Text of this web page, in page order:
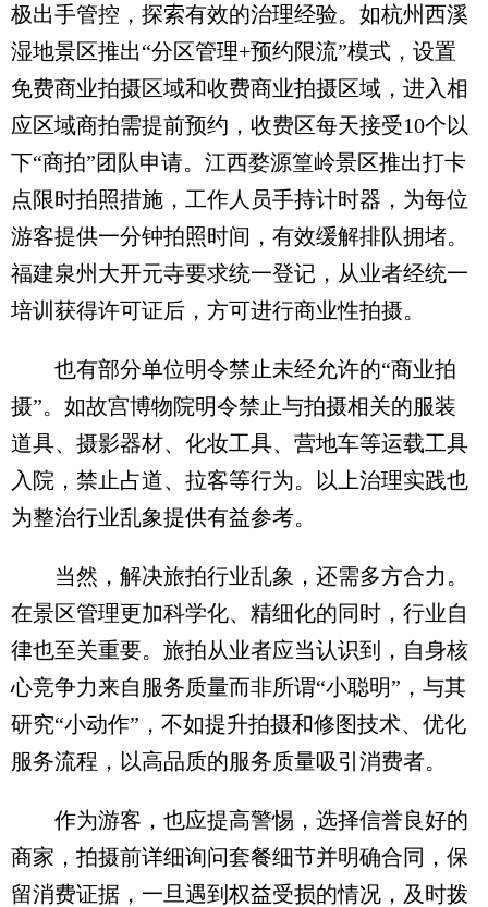
极出手管控，探索有效的治理经验。如杭州西溪
湿地景区推出“分区管理+预约限流”模式，设置
免费商业拍摄区域和收费商业拍摄区域，进入相
应区域商拍需提前预约，收费区每天接受10个以
下“商拍”团队申请。江西婺源篁岭景区推出打卡
点限时拍照措施，工作人员手持计时器，为每位
游客提供一分钟拍照时间，有效缓解排队拥堵。
福建泉州大开元寺要求统一登记，从业者经统一
培训获得许可证后，方可进行商业性拍摄。
也有部分单位明令禁止未经允许的“商业拍
摄”。如故宫博物院明令禁止与拍摄相关的服装
道具、摄影器材、化妆工具、营地车等运载工具
入院，禁止占道、拉客等行为。以上治理实践也
为整治行业乱象提供有益参考。
当然，解决旅拍行业乱象，还需多方合力。
在景区管理更加科学化、精细化的同时，行业自
律也至关重要。旅拍从业者应当认识到，自身核
心竞争力来自服务质量而非所谓“小聪明”，与其
研究“小动作”，不如提升拍摄和修图技术、优化
服务流程，以高品质的服务质量吸引消费者。
作为游客，也应提高警惕，选择信誉良好的
商家，拍摄前详细询问套餐细节并明确合同，保
留消费证据，一旦遇到权益受损的情况，及时拨